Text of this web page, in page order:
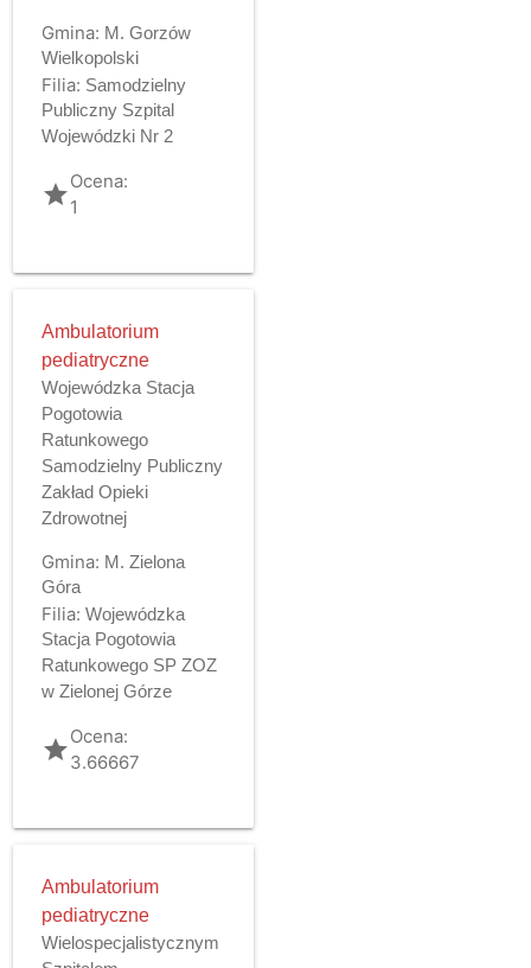
Gmina: M. Gorzów
Wielkopolski
Filia: Samodzielny
Publiczny Szpital
Wojewódzki Nr 2
gradeOcena:
1
Ambulatorium
pediatryczne
Wojewódzka Stacja
Pogotowia
Ratunkowego
Samodzielny Publiczny
Zakład Opieki
Zdrowotnej
Gmina: M. Zielona
Góra
Filia: Wojewódzka
Stacja Pogotowia
Ratunkowego SP ZOZ
w Zielonej Górze
gradeOcena:
3.66667
Ambulatorium
pediatryczne
Wielospecjalistycznym